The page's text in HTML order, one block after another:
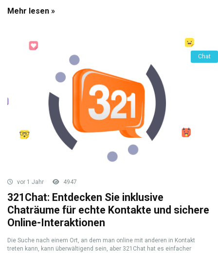
Mehr lesen »
Chat
vor 1 Jahr 4947
321Chat: Entdecken Sie inklusive
Chaträume für echte Kontakte und sichere
Online-Interaktionen
Die Suche nach einem Ort, an dem man online mit anderen in Kontakt
treten kann, kann überwältigend sein, aber 321Chat hat es einfacher